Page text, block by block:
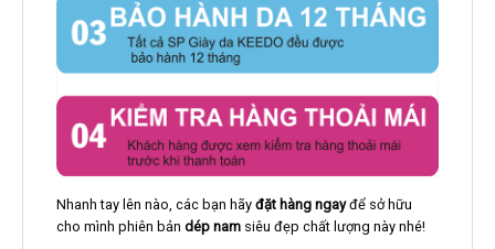
Nhanh tay lên nào, các bạn hãy đặt hàng ngayđể sở hữu
cho mình phiên bản dép nam siêu đẹp chất lượng này nhé!